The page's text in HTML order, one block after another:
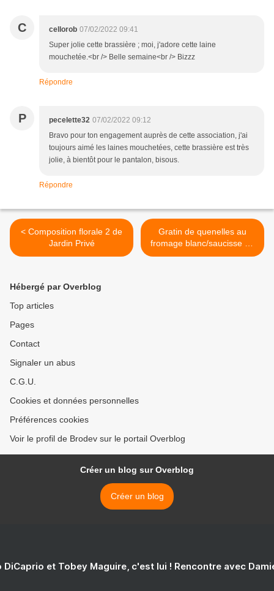
C cellorob 07/02/2022 09:41
Super jolie cette brassière ; moi, j'adore cette laine
mouchetée.<br /> Belle semaine<br /> Bizzz
Répondre
P pecelette32 07/02/2022 09:12
Bravo pour ton engagement auprès de cette association, j'ai
toujours aimé les laines mouchetées, cette brassière est très
jolie, à bientôt pour le pantalon, bisous.
Répondre
< Composition florale 2 de
Jardin Privé
Gratin de quenelles au
fromage blanc/saucisse de
Morteau et Florentins >
Hébergé par Overblog
Top articles
Pages
Contact
Signaler un abus
C.G.U.
Cookies et données personnelles
Préférences cookies
Voir le profil de Brodev sur le portail Overblog
Créer un blog sur Overblog
Créer un blog
DiCaprio et Tobey Maguire, c'est lui ! Rencontre avec